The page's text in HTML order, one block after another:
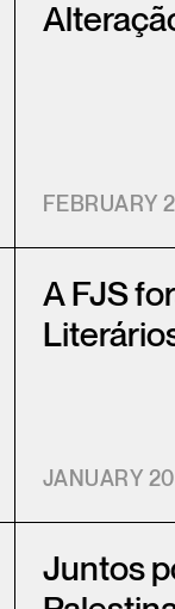
FEBRUARY
A FJS
JANUARY
Juntos